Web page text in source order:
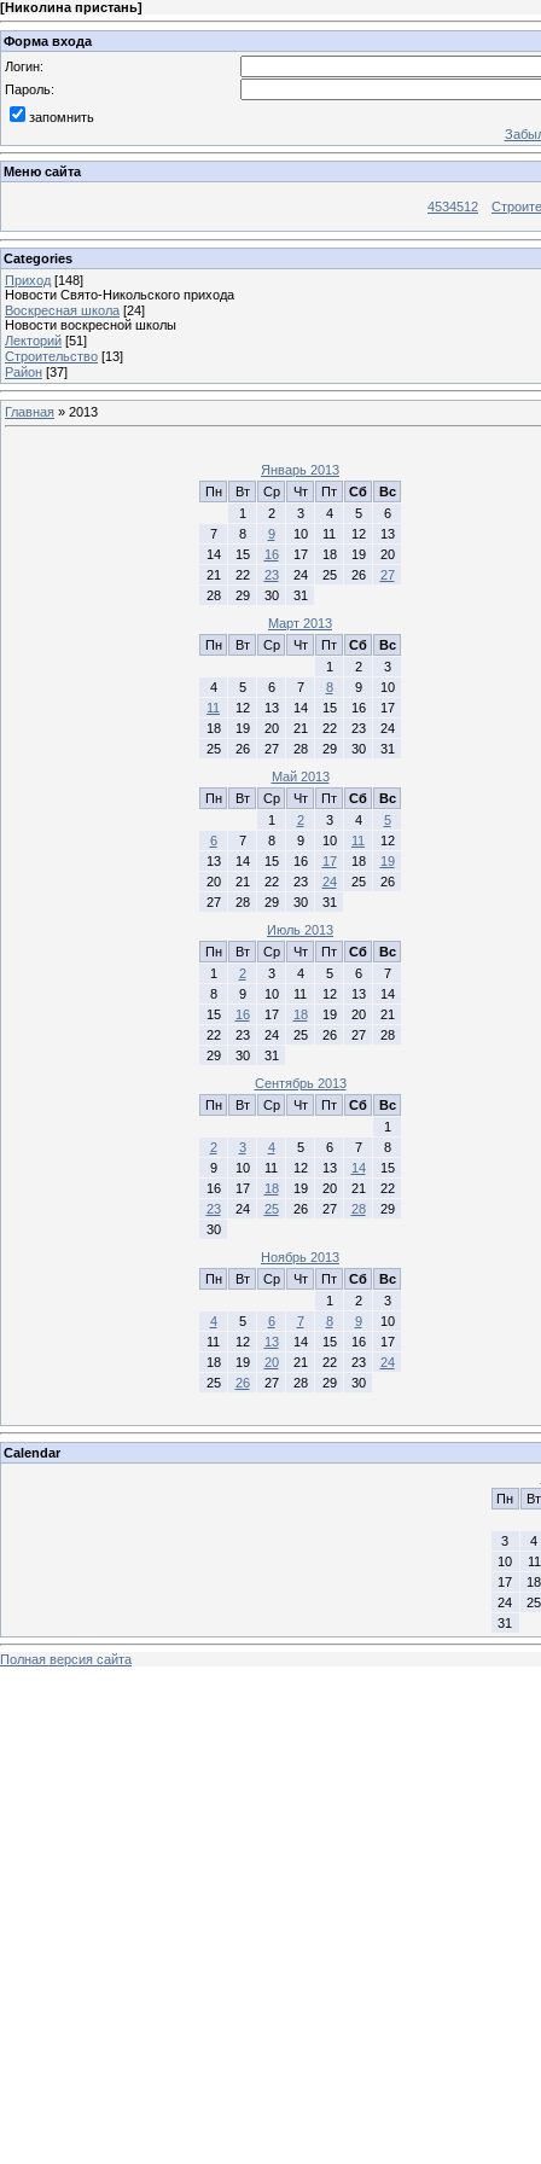
[Николина пристань]
Форма входа
Логин:
Пароль:
запомнить
Меню сайта
4534512
Categories
Приход [148]
Новости Свято-Никольского прихода
Воскресная школа [24]
Новости воскресной школы
Лекторий [51]
Строительство [13]
Район [37]
Главная » 2013
Январь 2013
Пн
Вт Ср Чт Пт Сб
Вс
1
2 3 4 5
6
7
8 9 10 11 12
13
14
15 16 17 18 19
20
21
22 23 24 25 26
27
28
29 30
31
Март 2013
Пн
Вт Ср Чт Пт Сб
Вс
1
2
3
4
5 6 7 8 9
10
11
12 13 14 15 16
17
18
19 20 21 22 23
24
25
26 27 28 29 30
31
Май 2013
Пн
Вт Ср Чт Пт Сб
Вс
1
2 3 4
5
6
7 8 9 10 11
12
13
14 15 16 17 18
19
20
21 22 23 24 25
26
27
28 29 30
31
Июль 2013
Пн
Вт Ср Чт Пт Сб
Вс
1
2 3 4 5 6
7
8
9 10 11 12 13
14
15
16 17 18 19 20
21
22
23 24 25 26 27
28
29
30
31
Сентябрь 2013
Пн
Вт Ср Чт Пт Сб
Вс
1
2
3 4 5 6 7
8
9
10 11 12 13 14
15
16
17 18 19 20 21
22
23
24 25 26 27 28
29
30
Ноябрь 2013
Пн
Вт Ср Чт Пт Сб
Вс
1
2
3
4
5 6 7 8 9
10
11
12 13 14 15 16
17
18
19 20 21 22 23
24
25
26 27 28 29 30
Calendar
Пн
Вт
3
4
10
11
17
18
24
25
31
Полная версия сайта